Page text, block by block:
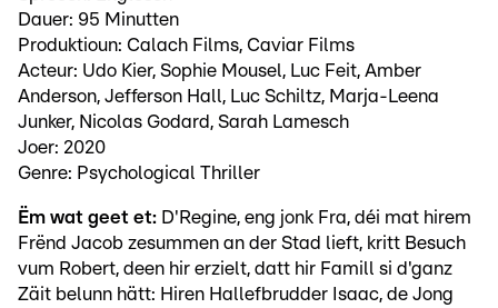
Dauer: 95 Minutten
Produktioun: Calach Films, Caviar Films
Acteur: Udo Kier, Sophie Mousel, Luc Feit, Amber
Anderson, Jefferson Hall, Luc Schiltz, Marja-Leena
Junker, Nicolas Godard, Sarah Lamesch
Joer: 2020
Genre: Psychological Thriller
Ëm wat geet et: D'Regine, eng jonk Fra, déi mat hirem
Frënd Jacob zesummen an der Stad lieft, kritt Besuch
vum Robert, deen hir erzielt, datt hir Famill si d'ganz
Zäit belunn hätt: Hiren Hallefbrudder Isaac, de Jong